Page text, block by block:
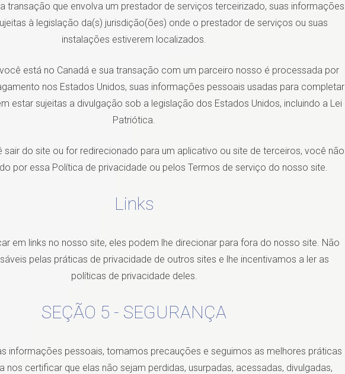
transação que envolva um prestador de serviços terceirizado, suas informações
à legislação da(s) jurisdição(ões) onde o prestador de serviços ou suas
instalações estiverem localizados.
está no Canadá e sua transação com um parceiro nosso é processada por
nos Estados Unidos, suas informações pessoais usadas para completar
estar sujeitas a divulgação sob a legislação dos Estados Unidos, incluindo a Lei
Patriótica.
sair do site ou for redirecionado para um aplicativo ou site de terceiros, você não
por essa Política de privacidade ou pelos Termos de serviço do nosso site.
Links
em links no nosso site, eles podem lhe direcionar para fora do nosso site. Não
pelas práticas de privacidade de outros sites e lhe incentivamos a ler as
políticas de privacidade deles.
SEÇÃO 5 - SEGURANÇA
informações pessoais, tomamos precauções e seguimos as melhores práticas
nos certificar que elas não sejam perdidas, usurpadas, acessadas, divulgadas,